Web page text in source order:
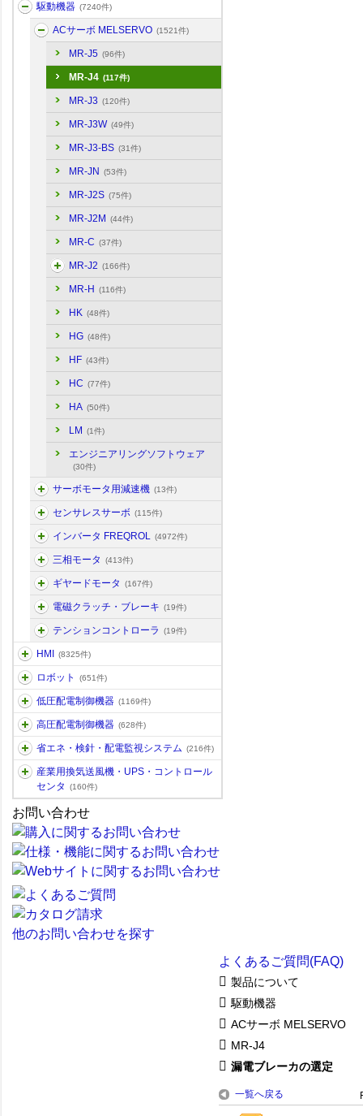
駆動機器 (7240件)
ACサーボ MELSERVO (1521件)
MR-J5 (96件)
MR-J4 (117件)
MR-J3 (120件)
MR-J3W (49件)
MR-J3-BS (31件)
MR-JN (53件)
MR-J2S (75件)
MR-J2M (44件)
MR-C (37件)
MR-J2 (166件)
MR-H (116件)
HK (48件)
HG (48件)
HF (43件)
HC (77件)
HA (50件)
LM (1件)
エンジニアリングソフトウェア
(30件)
サーボモータ用減速機 (13件)
センサレスサーボ (115件)
インバータ FREQROL (4972件)
三相モータ (413件)
ギヤードモータ (167件)
電磁クラッチ・ブレーキ (19件)
テンションコントローラ (19件)
HMI (8325件)
ロボット (651件)
低圧配電制御機器 (1169件)
高圧配電制御機器 (628件)
省エネ・検針・配電監視システム (216件)
産業用換気送風機・UPS・コントロール
センタ
(160件)
お問い合わせ
他のお問い合わせを探す
よくあるご質問(FAQ)
製品について
駆動機器
ACサーボ MELSERVO
MR-J4
漏電ブレーカの選定
一覧へ戻る